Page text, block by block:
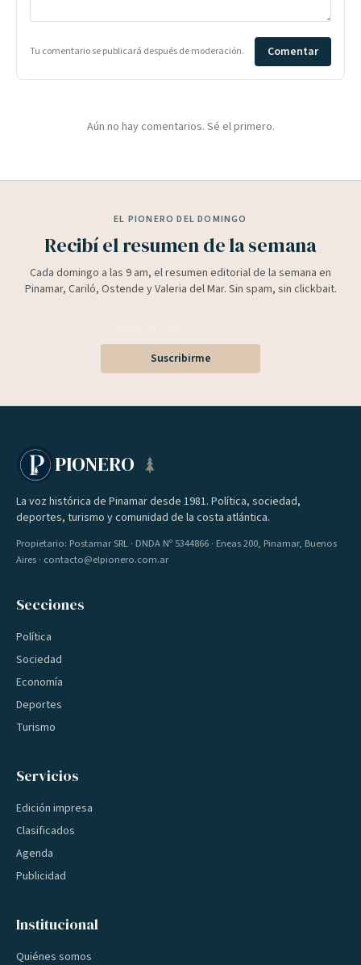
Tu comentario se publicará después de moderación. Comentar
Aún no hay comentarios. Sé el primero.
EL PIONERO DEL DOMINGO
Recibí el resumen de la semana
Cada domingo a las 9 am, el resumen editorial de la semana en
Pinamar, Cariló, Ostende y Valeria del Mar. Sin spam, sin clickbait.
Suscribirme
PIONERO
La voz histórica de Pinamar desde 1981. Política, sociedad,
deportes, turismo y comunidad de la costa atlántica.
Propietario: Postamar SRL · DNDA Nº 5344866 · Eneas 200, Pinamar, Buenos
Aires · contacto@elpionero.com.ar
Secciones
Política
Sociedad
Economía
Deportes
Turismo
Servicios
Edición impresa
Clasificados
Agenda
Publicidad
Institucional
Quiénes somos